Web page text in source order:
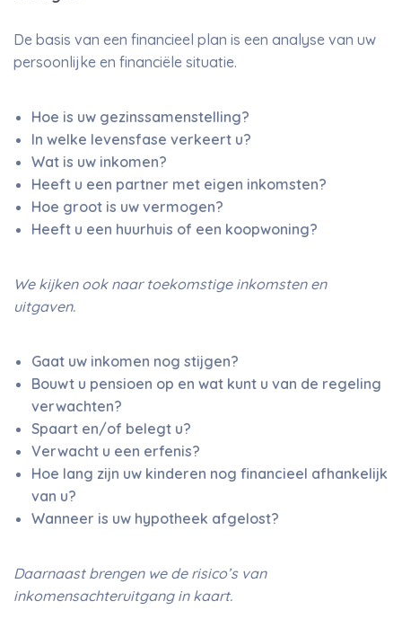
De basis van een financieel plan is een analyse van uw
persoonlijke en financiële situatie.
Hoe is uw gezinssamenstelling?
In welke levensfase verkeert u?
Wat is uw inkomen?
Heeft u een partner met eigen inkomsten?
Hoe groot is uw vermogen?
Heeft u een huurhuis of een koopwoning?
We kijken ook naar toekomstige inkomsten en
uitgaven.
Gaat uw inkomen nog stijgen?
Bouwt u pensioen op en wat kunt u van de regeling
verwachten?
Spaart en/of belegt u?
Verwacht u een erfenis?
Hoe lang zijn uw kinderen nog financieel afhankelijk
van u?
Wanneer is uw hypotheek afgelost?
Daarnaast brengen we de risico’s van
inkomensachteruitgang in kaart.